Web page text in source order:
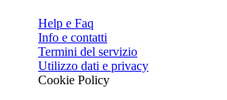
Help e Faq
Info e contatti
Termini del servizio
Utilizzo dati e privacy
Cookie Policy